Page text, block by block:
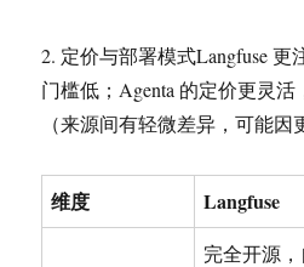
2. 定价与部署模式Langfuse
门槛低；Agenta 的定价更灵
（来源间有轻微差异，可能因
维度 Langfuse
完全开源，